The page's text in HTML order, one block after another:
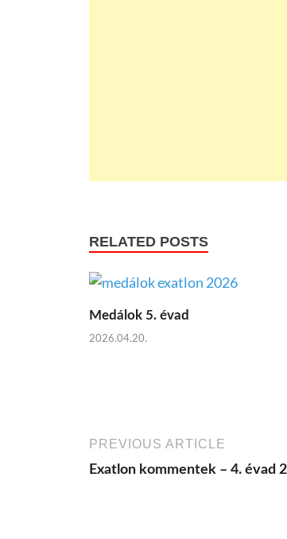
RELATED POSTS
Medálok 5. évad
2026.04.20.
PREVIOUS ARTICLE
Exatlon kommentek – 4. évad